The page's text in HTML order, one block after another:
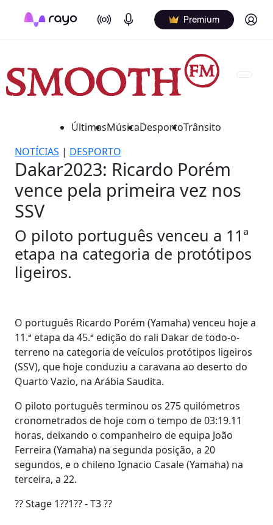
On Air Podcasts Premium Log in
ÚltimasMúsicaDesportoTrânsito
NOTÍCIAS | DESPORTO
Dakar2023: Ricardo Porém
vence pela primeira vez nos
SSV
O piloto português venceu a 11ª
etapa na categoria de protótipos
ligeiros.
O português Ricardo Porém (Yamaha) venceu hoje a
11.ª etapa da 45.ª edição do rali Dakar de todo-o-
terreno na categoria de veículos protótipos ligeiros
(SSV), que hoje conduziu a caravana ao deserto do
Quarto Vazio, na Arábia Saudita.
O piloto português terminou os 275 quilómetros
cronometrados de hoje com o tempo de 03:19.11
horas, deixando o companheiro de equipa João
Ferreira (Yamaha) na segunda posição, a 20
segundos, e o chileno Ignacio Casale (Yamaha) na
terceira, a 22.
?? Stage 1??1?? - T3 ??